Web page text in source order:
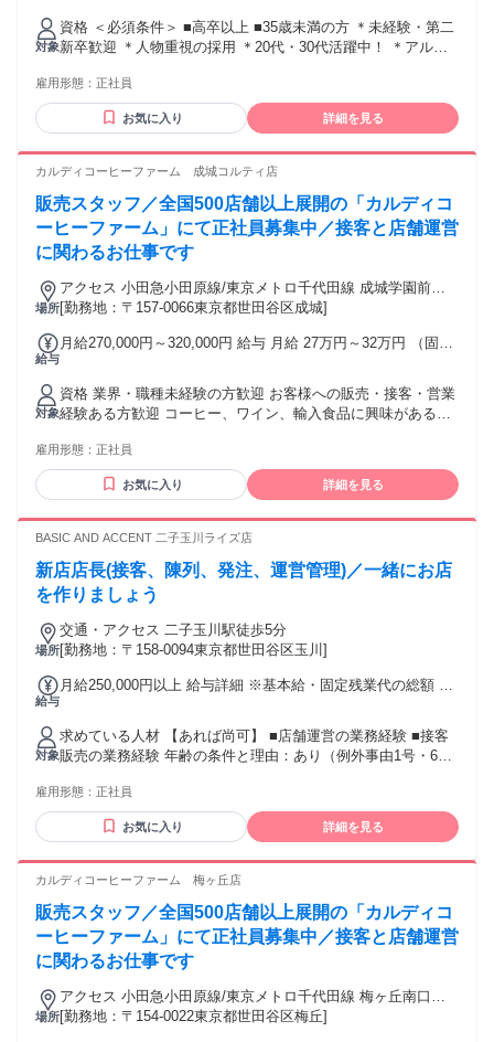
好きをキャリアや専門性につなげたい方 …このポジション
は、 “整った現場に入る”というより、 “現場をつくる側に立
つ”仕事です。 その分、大きなやりがいがあります。 そのた
め、 ・明確な指示がないと動きづらい方 ・毎日同じルーティ
る方 …こういう方にはこの仕事は 合わないかもしれません。
✅まずは弊社について知っていただくため 「特撮ISM78」で
ご検索ください。
業代含まない） ※経験・スキルなどを考慮のうえ、決定いた
します ※試用期間2ヶ月 （期間中、待遇変更はありません）
＝＝＝＝＝＝＝＝＝＝＝＝＝＝＝＝＝＝＝＝＝＝＝＝＝ *〈手
当〉* ・通勤費全額支給 ・役職手当 ・時間外勤務手当 ・育英
対象
資格 ＜必須条件＞ ■高卒以上 ■35歳未満の方 ＊未経験・第二
新卒歓迎 ＊人物重視の採用 ＊20代・30代活躍中！ ＊アルバ
業することが好き ◆人を喜ばせるために創意工夫をした事が
ある ◆積極的に意見を出してお店作りに参加したい ◆東急グ
ループの安定の中で長く働きたい 年齢の条件と理由：例外事
雇用形態： 正社員
お気に入り 詳細を見る
カルディコーヒーファーム 成城コルティ店
販売スタッフ／全国500店舗以上展開の「カルディコ
ーヒーファーム」にて正社員募集中／接客と店舗運営
に関わるお仕事です
場所
アクセス 小田急小田原線/東京メトロ千代田線 成城学園前西
口徒歩約1分 ※他店舗への配属の可能性あり ※状況により記
[勤務地：〒157-0066東京都世田谷区成城]
給与
月給270,000円～320,000円 給与 月給 27万円～32万円 （固定
円～3万6500円（固定残業時間：15時間） 固定残業時間を超
えた勤務時間については別途残業代を支給する ※東京都市圏
調整給(月1万円)含む（一都三県配属に限り） 【手当】 ◆遅番
手当（19時から22時の勤務に対して ＋200円/時間 を支給）
【昇給】昇給・昇格あり 【賞与】年2回※業績による（昨年実
績2回支給） ※当社では定額残業代を支給しておりますが求人
情報内では固定残業代と記載しています。
対象
資格 業界・職種未経験の方歓迎 お客様への販売・接客・営業
経験ある方歓迎 コーヒー、ワイン、輸入食品に興味がある方
食ホール、営業、携帯販売、ホテル・観光業界フロント、 航
空業界グランドスタッフ・CAなど対面での接客経験ある方が
中心で活躍中 ◆ 例外事由2号：お酒のテイスティング業務が
とした早番・遅番での8時間シフト制勤務（土日祝含む）が可
合がございます) ※本求人は中途採用枠となり、新卒採用とは
選考枠が異なります
雇用形態： 正社員
お気に入り 詳細を見る
BASIC AND ACCENT 二子玉川ライズ店
新店店長(接客、陳列、発注、運営管理)／一緒にお店
を作りましょう
場所
交通・アクセス 二子玉川駅徒歩5分
[勤務地：〒158-0094東京都世田谷区玉川]
給与
月給250,000円以上 給与詳細 ※基本給・固定残業代の総額 基
（固定残業時間：1ヶ月あたり26時間） 固定残業時間を超え
た勤務時間については別途残業代を支給する 【一律手当】 全
員に一律で支払われる通勤・皆勤・家族手当金額：なし 全員
に一律で支払われるその他手当金額：なし ○通勤手当あり
対象
求めている人材 【あれば尚可】 ■店舗運営の業務経験 ■接客
販売の業務経験 年齢の条件と理由：あり（例外事由1号・65
雇用形態： 正社員
お気に入り 詳細を見る
カルディコーヒーファーム 梅ヶ丘店
販売スタッフ／全国500店舗以上展開の「カルディコ
ーヒーファーム」にて正社員募集中／接客と店舗運営
に関わるお仕事です
場所
アクセス 小田急小田原線/東京メトロ千代田線 梅ヶ丘南口徒
歩約2分、小田急小田原線/小田急江ノ島線 世田谷代田西口徒
[勤務地：〒154-0022東京都世田谷区梅丘]